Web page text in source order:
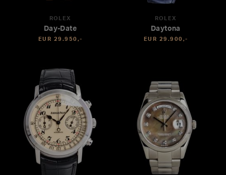
ROLEX
Day-Date
EUR 29.950,-
ROLEX
Daytona
EUR 29.900,-